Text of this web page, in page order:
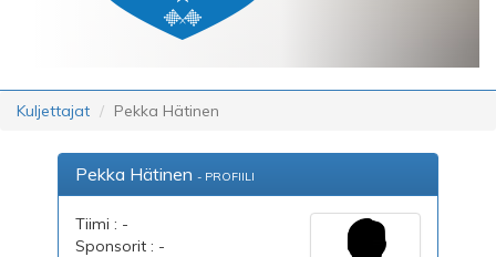
Kuljettajat Pekka Hätinen
Pekka Hätinen - PROFIILI
Tiimi : -
Sponsorit : -